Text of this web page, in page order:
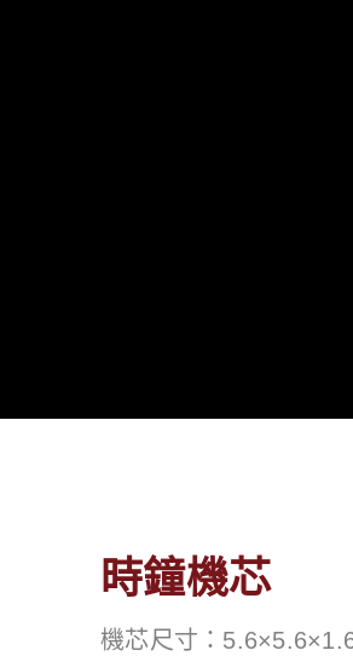
時鐘機芯
機芯尺寸：